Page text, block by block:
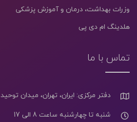
وزرات بهداشت، درمان و آموزش پزشکی
هلدینگ ام دی پی
تماس با ما
دفتر مرکزی: ایران، تهران، میدان توحید
شنبه تا چهارشنبه ساعت 8 الی 17